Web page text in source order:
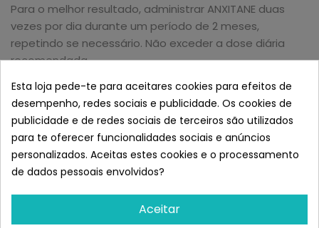
Para o melhor resultado, administrar ANXITANE duas
vezes por dia durante um período de 2 meses,
repetindo se necessário. Não exceder a dose diária
recomendada.
e podem ser administrados facilmente com a mão ou
no recipiente da comida como uma guloseima.
Para mais informações, consulte o seu veterinário.
Composição
(min 22,8%), maltodextrina, subprodutos do peixe,
Esta loja pede-te para aceitares cookies para efeitos de
desempenho, redes sociais e publicidade. Os cookies de
publicidade e de redes sociais de terceiros são utilizados
para te oferecer funcionalidades sociais e anúncios
personalizados. Aceitas estes cookies e o processamento
de dados pessoais envolvidos?
Aceitar